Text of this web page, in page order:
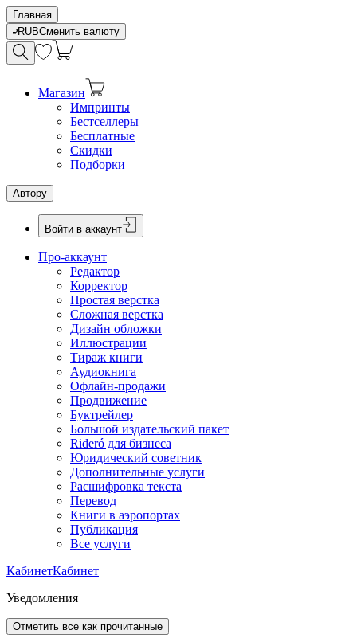
Главная
RUBСменить валюту
Магазин
Импринты
Бестселлеры
Бесплатные
Скидки
Подборки
Автору
Войти в аккаунт
Про-аккаунт
Редактор
Корректор
Простая верстка
Сложная верстка
Дизайн обложки
Иллюстрации
Тираж книги
Аудиокнига
Офлайн-продажи
Продвижение
Буктрейлер
Большой издательский пакет
Rideró для бизнеса
Юридический советник
Дополнительные услуги
Расшифровка текста
Перевод
Книги в аэропортах
Публикация
Все услуги
КабинетКабинет
Уведомления
Отметить все как прочитанные